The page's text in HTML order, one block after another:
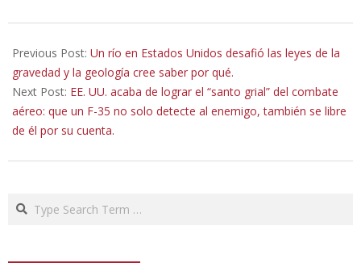
02-
25
Previous Post: Un río en Estados Unidos desafió las leyes de la
gravedad y la geología cree saber por qué.
Next Post: EE. UU. acaba de lograr el “santo grial” del combate
aéreo: que un F-35 no solo detecte al enemigo, también se libre
de él por su cuenta.
Search